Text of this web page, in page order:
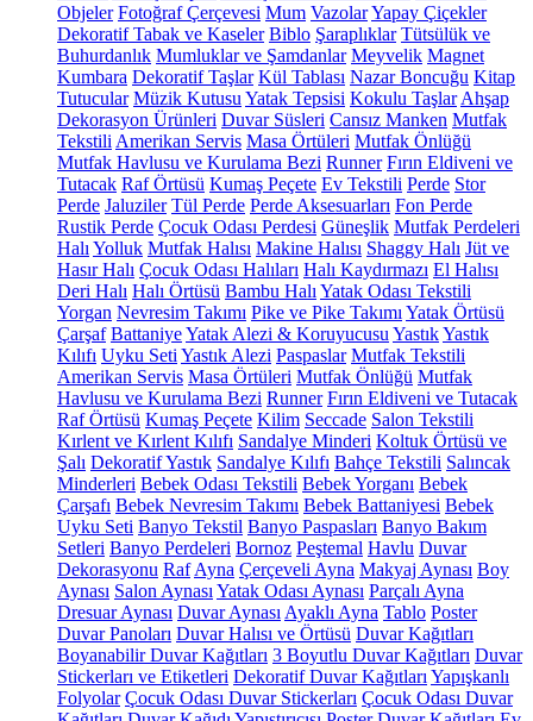
Objeler Fotoğraf Çerçevesi Mum VazolarYapay Çiçekler
Dekoratif Tabak ve Kaseler Biblo Şaraplıklar Tütsülük ve
Buhurdanlık Mumluklar ve Şamdanlar Meyvelik Magnet
Kumbara Dekoratif Taşlar Kül Tablası Nazar Boncuğu Kitap
Tutucular Müzik Kutusu Yatak Tepsisi Kokulu Taşlar Ahşap
Dekorasyon Ürünleri Duvar Süsleri Cansız Manken Mutfak
Tekstili Amerikan Servis Masa Örtüleri Mutfak Önlüğü
Mutfak Havlusu ve Kurulama Bezi Runner Fırın Eldiveni ve
Tutacak Raf Örtüsü Kumaş Peçete Ev Tekstili Perde Stor
Perde Jaluziler Tül Perde Perde Aksesuarları Fon Perde
Rustik Perde Çocuk Odası Perdesi Güneşlik Mutfak Perdeleri
Halı Yolluk Mutfak Halısı Makine Halısı Shaggy Halı Jüt ve
Hasır Halı Çocuk Odası Halıları Halı Kaydırmazı El Halısı
Deri Halı Halı Örtüsü Bambu Halı Yatak Odası Tekstili
Yorgan Nevresim Takımı Pike ve Pike Takımı Yatak Örtüsü
Çarşaf BattaniyeYatak Alezi & Koruyucusu YastıkYastık
Kılıfı Uyku Seti Yastık Alezi Paspaslar Mutfak Tekstili
Amerikan Servis Masa Örtüleri Mutfak Önlüğü Mutfak
Havlusu ve Kurulama Bezi Runner Fırın Eldiveni ve Tutacak
Raf Örtüsü Kumaş Peçete Kilim Seccade Salon Tekstili
Kırlent ve Kırlent Kılıfı Sandalye Minderi Koltuk Örtüsü ve
Şalı Dekoratif Yastık Sandalye Kılıfı Bahçe Tekstili Salıncak
Minderleri Bebek Odası Tekstili Bebek Yorganı Bebek
Çarşafı Bebek Nevresim Takımı Bebek Battaniyesi Bebek
Uyku Seti Banyo Tekstil Banyo Paspasları Banyo Bakım
Setleri Banyo Perdeleri Bornoz Peştemal Havlu Duvar
Dekorasyonu Raf Ayna Çerçeveli Ayna Makyaj Aynası Boy
Aynası Salon Aynası Yatak Odası Aynası Parçalı Ayna
Dresuar Aynası Duvar Aynası Ayaklı Ayna Tablo Poster
Duvar Panoları Duvar Halısı ve Örtüsü Duvar Kağıtları
Boyanabilir Duvar Kağıtları 3 Boyutlu Duvar Kağıtları Duvar
Stickerları ve Etiketleri Dekoratif Duvar Kağıtları Yapışkanlı
Folyolar Çocuk Odası Duvar Stickerları Çocuk Odası Duvar